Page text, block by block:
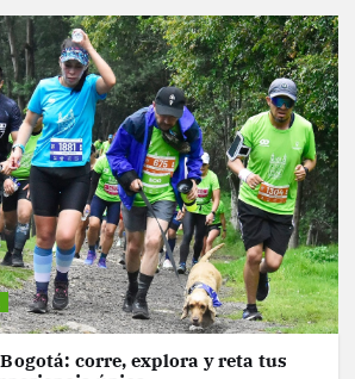
corre, explora y reta tus